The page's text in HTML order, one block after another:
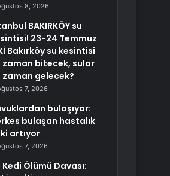
8, 2026
BAKIRKÖY su
23-24 Temmuz
Bakırköy su kesintisi
zaman bitecek, sular
zaman gelecek?
7, 2026
bulaşıyor:
bulaşan hastalık
artıyor
7, 2026
Kedi Ölümü Davası: